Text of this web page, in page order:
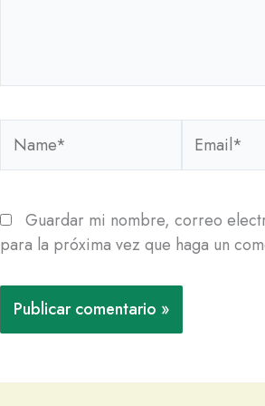
Guardar mi nombre, correo
para la próxima vez que haga un